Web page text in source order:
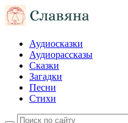
Аудиосказки
Аудиорассказы
Сказки
Загадки
Песни
Стихи